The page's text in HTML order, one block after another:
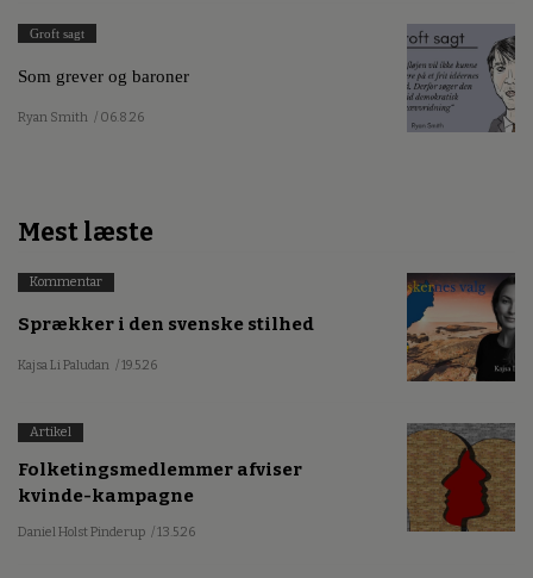
Groft sagt
Som grever og baroner
Ryan Smith / 06.8.26
Mest læste
Kommentar
Sprækker i den svenske stilhed
Kajsa Li Paludan / 19.5.26
Artikel
Folketingsmedlemmer afviser
kvinde-kampagne
Daniel Holst Pinderup / 13.5.26